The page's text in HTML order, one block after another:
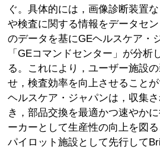
ぐ。具体的には，画像診断装置
や検査に関する情報をデータセ
のデータを基にGEヘルスケア・
「GEコマンドセンター」が分析
る。これにより，ユーザー施設
せ，検査効率を向上させること
ヘルスケア・ジャパンは，収集
き，部品交換を最適かつ速やか
ーカーとして生産性の向上を図る
パイロット施設として先行して